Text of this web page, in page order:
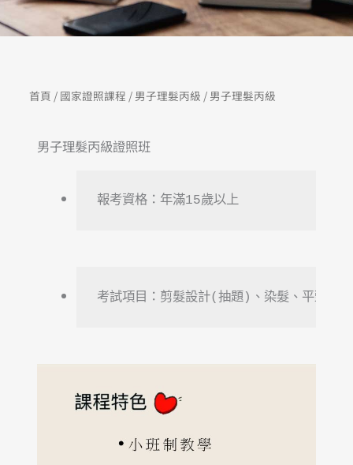
首頁 / 國家證照課程 / 男子理髮丙級 / 男子理髮丙級
男子理髮丙級證照班
報考資格：年滿15歲以上
考試項目：剪髮設計(抽題)、染髮、平頭